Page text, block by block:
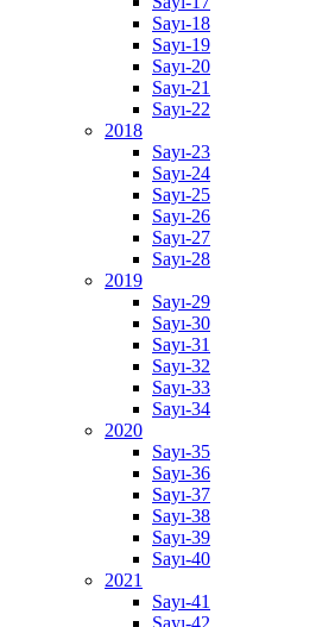
Sayı-18
Sayı-19
Sayı-20
Sayı-21
Sayı-22
2018
Sayı-23
Sayı-24
Sayı-25
Sayı-26
Sayı-27
Sayı-28
2019
Sayı-29
Sayı-30
Sayı-31
Sayı-32
Sayı-33
Sayı-34
2020
Sayı-35
Sayı-36
Sayı-37
Sayı-38
Sayı-39
Sayı-40
2021
Sayı-41
Sayı-42